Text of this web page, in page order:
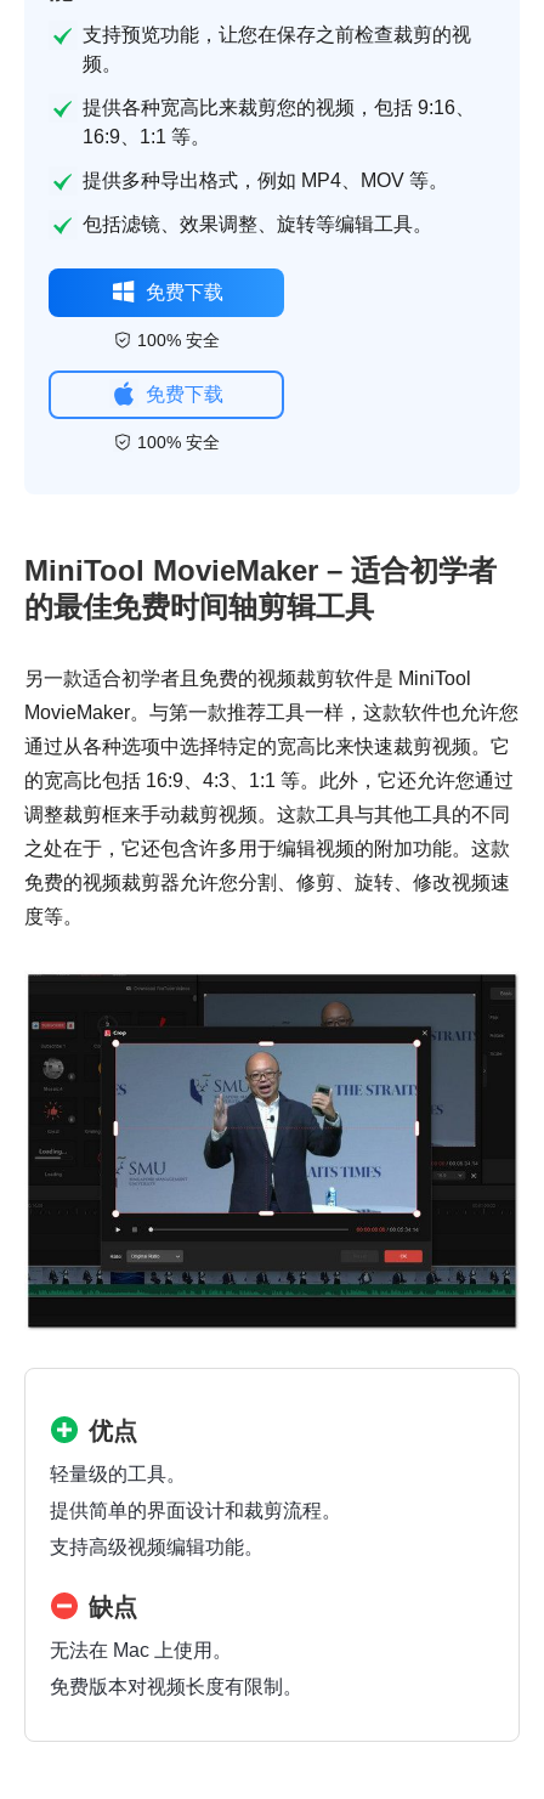
支持预览功能，让您在保存之前检查裁剪的视
频。
提供各种宽高比来裁剪您的视频，包括 9:16、
16:9、1:1 等。
提供多种导出格式，例如 MP4、MOV 等。
包括滤镜、效果调整、旋转等编辑工具。
免费下载
100% 安全
免费下载
100% 安全
MiniTool MovieMaker – 适合初学者
的最佳免费时间轴剪辑工具
另一款适合初学者且免费的视频裁剪软件是 MiniTool
MovieMaker。与第一款推荐工具一样，这款软件也允许您
通过从各种选项中选择特定的宽高比来快速裁剪视频。它
的宽高比包括 16:9、4:3、1:1 等。此外，它还允许您通过
调整裁剪框来手动裁剪视频。这款工具与其他工具的不同
之处在于，它还包含许多用于编辑视频的附加功能。这款
免费的视频裁剪器允许您分割、修剪、旋转、修改视频速
度等。
优点
轻量级的工具。
提供简单的界面设计和裁剪流程。
支持高级视频编辑功能。
缺点
无法在 Mac 上使用。
免费版本对视频长度有限制。